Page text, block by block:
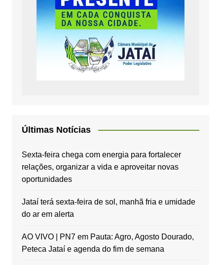
Últimas Notícias
Sexta-feira chega com energia para fortalecer
relações, organizar a vida e aproveitar novas
oportunidades
Jataí terá sexta-feira de sol, manhã fria e umidade
do ar em alerta
AO VIVO | PN7 em Pauta: Agro, Agosto Dourado,
Peteca Jataí e agenda do fim de semana